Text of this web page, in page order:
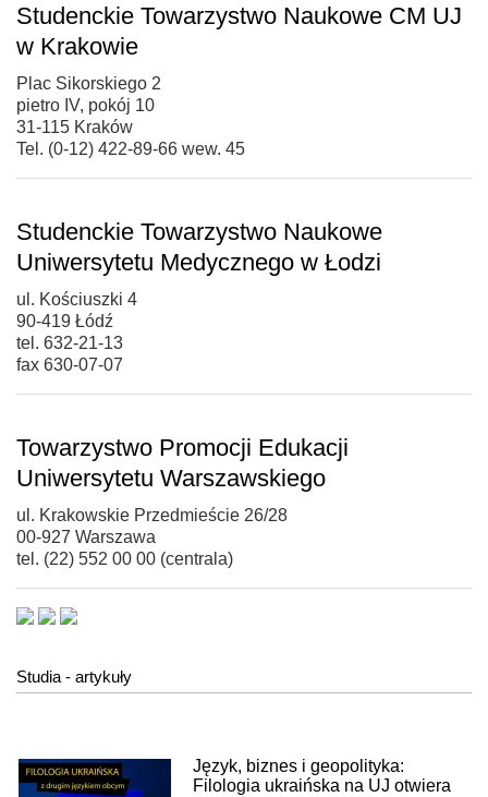
Studenckie Towarzystwo Naukowe CM UJ
w Krakowie
Plac Sikorskiego 2
pietro IV, pokój 10
31-115 Kraków
Tel. (0-12) 422-89-66 wew. 45
Studenckie Towarzystwo Naukowe
Uniwersytetu Medycznego w Łodzi
ul. Kościuszki 4
90-419 Łódź
tel. 632-21-13
fax 630-07-07
Towarzystwo Promocji Edukacji
Uniwersytetu Warszawskiego
ul. Krakowskie Przedmieście 26/28
00-927 Warszawa
tel. (22) 552 00 00 (centrala)
Studia - artykuły
Język, biznes i geopolityka:
Filologia ukraińska na UJ otwiera